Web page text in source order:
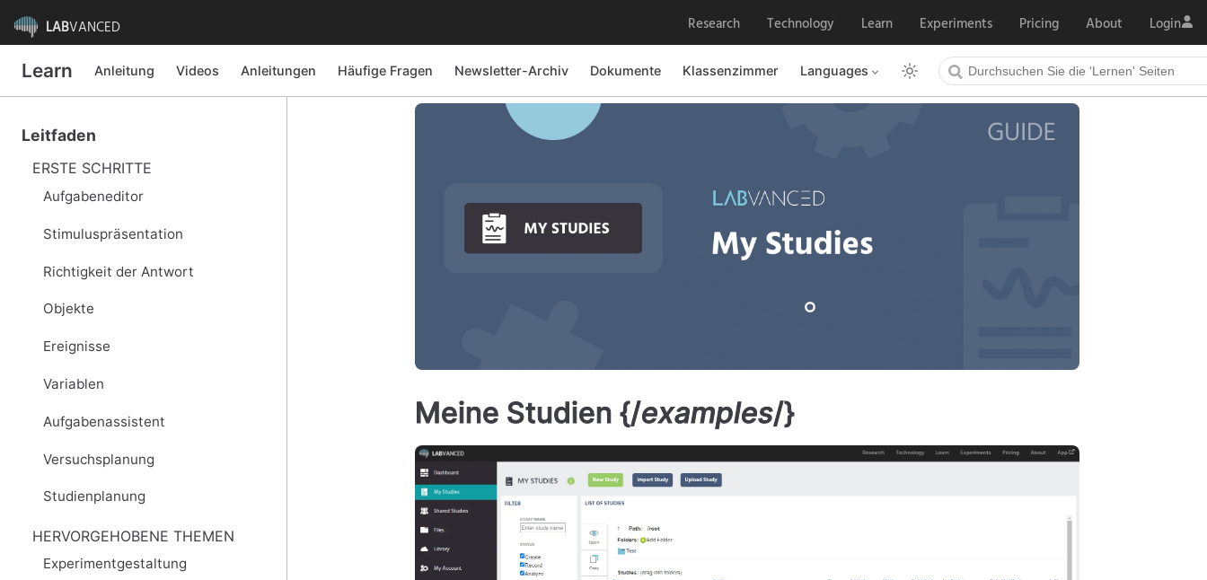
LABVANCED Research Technology Learn Experiments Pricing About Login
Learn Anleitung Videos Anleitungen Häufige Fragen Newsletter-Archiv Dokumente Klassenzimmer Languages
Leitfaden
ERSTE SCHRITTE
Aufgabeneditor
Stimuluspräsentation
Richtigkeit der Antwort
Objekte
Ereignisse
Variablen
Aufgabenassistent
Versuchsplanung
Studienplanung
HERVORGEHOBENE THEMEN
Experimentgestaltung
Meine Studien {/examples/}